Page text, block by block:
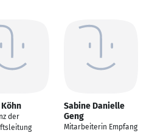
der
Sabine Danielle
Geng
Mitarbeiterin Empfang